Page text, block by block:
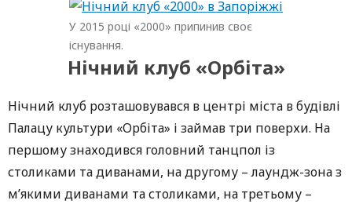
У 2015 році «2000» припинив своє
існування.
Нічний клуб «Орбіта»
Нічний клуб розташовувався в центрі міста в будівлі
Палацу культури «Орбіта» і займав три поверхи. На
першому знаходився головний танцпол із
столиками та диванами, на другому – лаундж-зона з
м’якими диванами та столиками, на третьому –